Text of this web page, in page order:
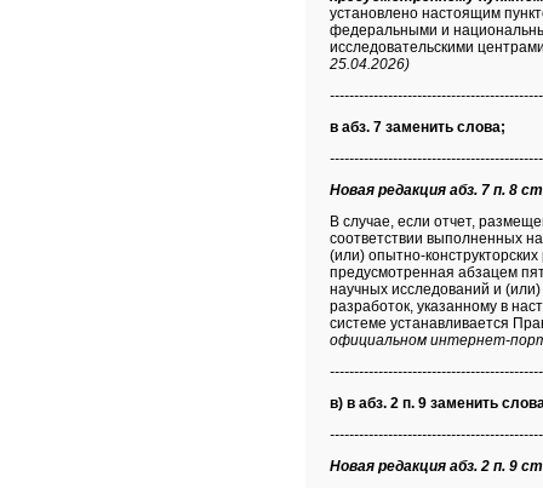
установлено настоящим
федеральными и
исследовательскими
25.04.2026)
в абз. 7 заменить слова;
Новая редакция абз. 7 п. 8
В случае, если отчет,
соответствии выполненных
(или) опытно-
предусмотренная абзацем
научных исследований и
разработок, указанному в
системе устанавливается
официальном интернет-
в) в абз. 2 п. 9 заменить
Новая редакция абз. 2 п. 9